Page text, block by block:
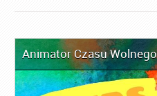
Animator Czasu Wolnego